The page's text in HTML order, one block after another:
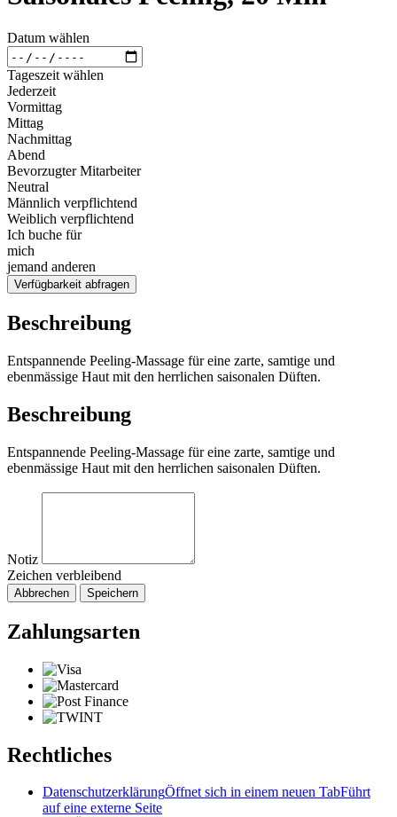
Datum wählen
Tageszeit wählen
Jederzeit
Vormittag
Mittag
Nachmittag
Abend
Bevorzugter Mitarbeiter
Neutral
Männlich verpflichtend
Weiblich verpflichtend
Ich buche für
mich
jemand anderen
Verfügbarkeit abfragen
Beschreibung
Entspannende Peeling-Massage für eine zarte, samtige und
ebenmässige Haut mit den herrlichen saisonalen Düften.
Beschreibung
Entspannende Peeling-Massage für eine zarte, samtige und
ebenmässige Haut mit den herrlichen saisonalen Düften.
Notiz
Zeichen verbleibend
Abbrechen Speichern
Zahlungsarten
Rechtliches
DatenschutzerklärungÖffnet sich in einem neuen TabFührt
auf eine externe Seite